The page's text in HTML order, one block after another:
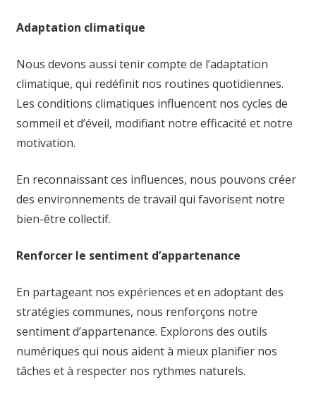
Adaptation climatique
Nous devons aussi tenir compte de l’adaptation
climatique, qui redéfinit nos routines quotidiennes.
Les conditions climatiques influencent nos cycles de
sommeil et d’éveil, modifiant notre efficacité et notre
motivation.
En reconnaissant ces influences, nous pouvons créer
des environnements de travail qui favorisent notre
bien-être collectif.
Renforcer le sentiment d’appartenance
En partageant nos expériences et en adoptant des
stratégies communes, nous renforçons notre
sentiment d’appartenance. Explorons des outils
numériques qui nous aident à mieux planifier nos
tâches et à respecter nos rythmes naturels.